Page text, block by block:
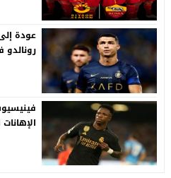
عودة